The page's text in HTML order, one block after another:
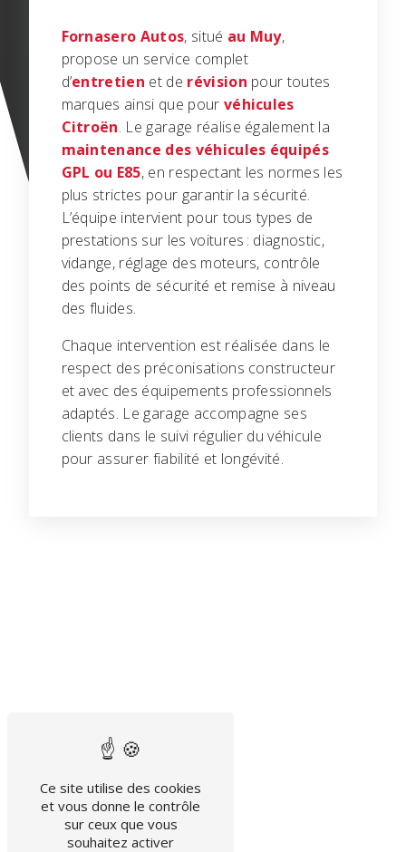
Fornasero Autos, situé au Muy,
propose un service complet
d’entretien et de révision pour toutes
marques ainsi que pour véhicules
Citroën. Le garage réalise également la
maintenance des véhicules équipés
GPL ou E85, en respectant les normes les
plus strictes pour garantir la sécurité.
L’équipe intervient pour tous types de
prestations sur les voitures : diagnostic,
vidange, réglage des moteurs, contrôle
des points de sécurité et remise à niveau
des fluides.
Chaque intervention est réalisée dans le
respect des préconisations constructeur
et avec des équipements professionnels
adaptés. Le garage accompagne ses
clients dans le suivi régulier du véhicule
pour assurer fiabilité et longévité.
Ce site utilise des cookies
et vous donne le contrôle
sur ceux que vous
souhaitez activer